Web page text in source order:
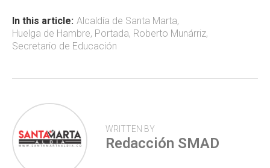
ok p
p
tir
In this article: Alcaldía de Santa Marta,
Huelga de Hambre, Portada, Roberto Munárriz,
Secretario de Educación
WRITTEN BY
Redacción SMAD